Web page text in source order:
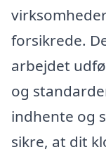
forsikrede.
arbejdet
og
indhente og
sikre, at dit